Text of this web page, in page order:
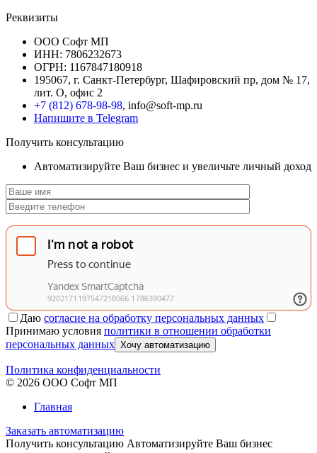
Реквизиты
ООО Софт МП
ИНН: 7806232673
ОГРН: 1167847180918
195067, г. Санкт-Петербург, Шафировский пр, дом № 17,
лит. О, офис 2
+7 (812) 678-98-98, info@soft-mp.ru
Напишите в Telegram
Получить консультацию
Автоматизируйте Ваш бизнес и увеличьте личный доход
Даю согласие на обработку персональных данных
Принимаю условия политики в отношении обработки
персональных данных Хочу автоматизацию
Политика конфиденциальности
© 2026 ООО Софт МП
Главная
Заказать автоматизацию
Получить консультацию Автоматизируйте Ваш бизнес